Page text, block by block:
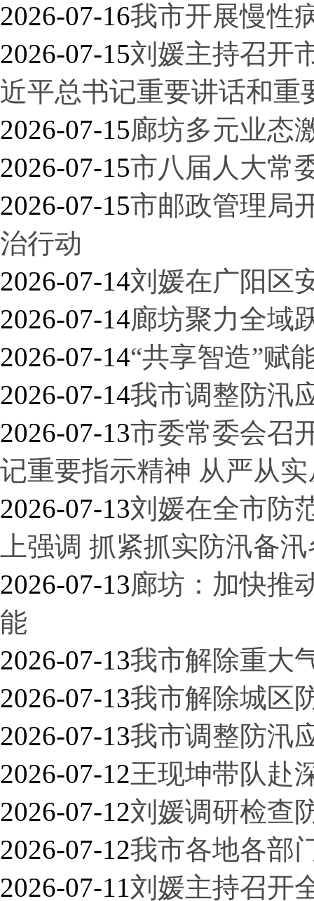
2026-07-16我市开展慢性
2026-07-15刘媛主持召开
近平总书记重要讲话和
2026-07-15廊坊多元业态
2026-07-15市八届人大常
2026-07-15市邮政管理局
治行动
2026-07-14刘媛在广阳区
2026-07-14廊坊聚力全域
2026-07-14“共享智造”赋
2026-07-14我市调整防汛
2026-07-13市委常委会召
记重要指示精神 从严从
2026-07-13刘媛在全市防
上强调 抓紧抓实防汛备
2026-07-13廊坊：加快推
能
2026-07-13我市解除重大
2026-07-13我市解除城区
2026-07-13我市调整防汛
2026-07-12王现坤带队赴
2026-07-12刘媛调研检查
2026-07-12我市各地各部
2026-07-11刘媛主持召开